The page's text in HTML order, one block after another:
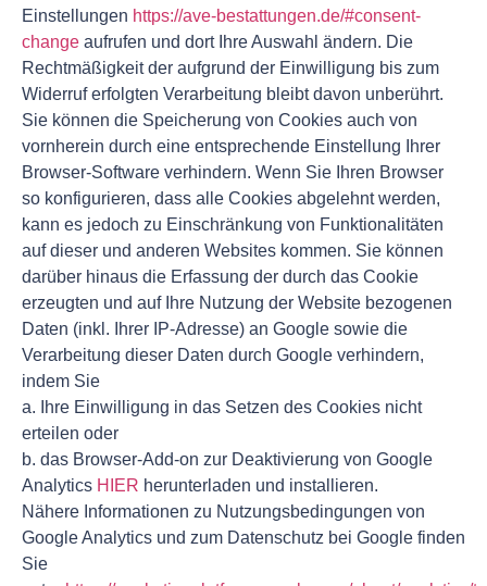
Einstellungen https://ave-bestattungen.de/#consent-
change aufrufen und dort Ihre Auswahl ändern. Die
Rechtmäßigkeit der aufgrund der Einwilligung bis zum
Widerruf erfolgten Verarbeitung bleibt davon unberührt.
Sie können die Speicherung von Cookies auch von
vornherein durch eine entsprechende Einstellung Ihrer
Browser-Software verhindern. Wenn Sie Ihren Browser
so konfigurieren, dass alle Cookies abgelehnt werden,
kann es jedoch zu Einschränkung von Funktionalitäten
auf dieser und anderen Websites kommen. Sie können
darüber hinaus die Erfassung der durch das Cookie
erzeugten und auf Ihre Nutzung der Website bezogenen
Daten (inkl. Ihrer IP-Adresse) an Google sowie die
Verarbeitung dieser Daten durch Google verhindern,
indem Sie
a. Ihre Einwilligung in das Setzen des Cookies nicht
erteilen oder
b. das Browser-Add-on zur Deaktivierung von Google
Analytics HIER herunterladen und installieren.
Nähere Informationen zu Nutzungsbedingungen von
Google Analytics und zum Datenschutz bei Google finden
Sie